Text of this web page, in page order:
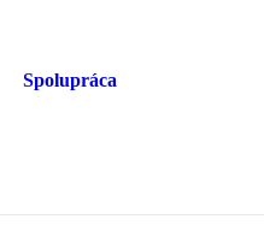
Spolupráca